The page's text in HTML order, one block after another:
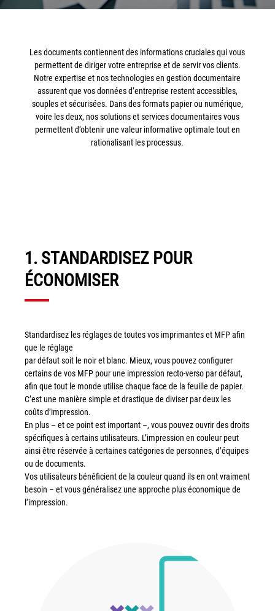
Simplifiez la gestion RH de votre entreprise avec un logiciel
tout-en-un
Gammes d’équipements et services d’impression
Matériel
Imprimantes de bureau
Xerox® VersaLink® C405 C415 — Multifonction A4
couleur
Capture numérisation de documents
RISC Box
Apps
Services
Audit de Sécurité Informatique
Sécurité des Réseaux
Sécurité des périphériques d’impression
Gestion des documents
Mobilité
ConnectKey®
Les documents contiennent des informations cruciales qui vous
permettent de diriger votre entreprise et de servir vos clients.
Notre expertise et nos technologies en gestion documentaire
assurent que vos données d’entreprise restent accessibles,
souples et sécurisées. Dans des formats papier ou numérique,
voire les deux, nos solutions et services documentaires vous
permettent d’obtenir une valeur informative optimale tout en
rationalisant les processus.
1. STANDARDISEZ POUR
ÉCONOMISER
Standardisez les réglages de toutes vos imprimantes et MFP afin
que le réglage
par défaut soit le noir et blanc. Mieux, vous pouvez configurer
certains de vos MFP pour une impression recto-verso par défaut,
afin que tout le monde utilise chaque face de la feuille de papier.
C’est une manière simple et drastique de diviser par deux les
coûts d’impression.
En plus – et ce point est important –, vous pouvez ouvrir des droits
spécifiques à certains utilisateurs. L’impression en couleur peut
ainsi être réservée à certaines catégories de personnes, d’équipes
ou de documents.
Vos utilisateurs bénéficient de la couleur quand ils en ont vraiment
besoin – et vous généralisez une approche plus économique de
l’impression.